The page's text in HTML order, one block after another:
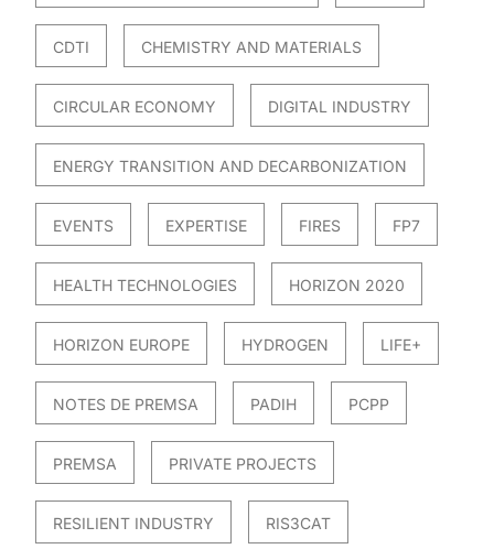
CDTI CHEMISTRY AND MATERIALS
CIRCULAR ECONOMY DIGITAL INDUSTRY
ENERGY TRANSITION AND DECARBONIZATION
EVENTS EXPERTISE FIRES FP7
HEALTH TECHNOLOGIES HORIZON 2020
HORIZON EUROPE HYDROGEN LIFE+
NOTES DE PREMSA PADIH PCPP
PREMSA PRIVATE PROJECTS
RESILIENT INDUSTRY RIS3CAT